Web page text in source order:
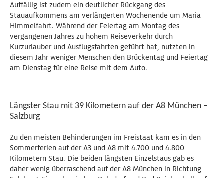
Auffällig ist zudem ein deutlicher Rückgang des
Stauaufkommens am verlängerten Wochenende um Maria
Himmelfahrt. Während der Feiertag am Montag des
vergangenen Jahres zu hohem Reiseverkehr durch
Kurzurlauber und Ausflugsfahrten geführt hat, nutzten in
diesem Jahr weniger Menschen den Brückentag und Feiertag
am Dienstag für eine Reise mit dem Auto.
Längster Stau mit 39 Kilometern auf der A8 München –
Salzburg
Zu den meisten Behinderungen im Freistaat kam es in den
Sommerferien auf der A3 und A8 mit 4.700 und 4.800
Kilometern Stau. Die beiden längsten Einzelstaus gab es
daher wenig überraschend auf der A8 München in Richtung